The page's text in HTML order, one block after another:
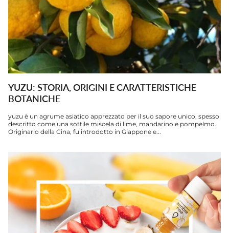
YUZU: STORIA, ORIGINI E CARATTERISTICHE
BOTANICHE
yuzu è un agrume asiatico apprezzato per il suo sapore unico, spesso
descritto come una sottile miscela di lime, mandarino e pompelmo.
Originario della Cina, fu introdotto in Giappone e...